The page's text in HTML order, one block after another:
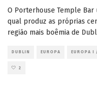
O Porterhouse Temple
qual produz as próprias
região mais boêmia de
DUBLIN EUROPA EUROPA I
2